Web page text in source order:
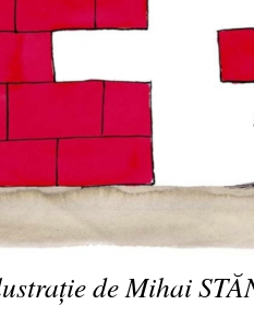
de Mihai